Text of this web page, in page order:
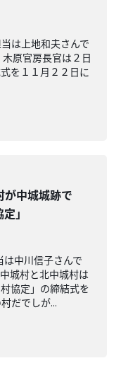
は上地和夫さんで
原官房長官は２日
を１１月２２日に
が中城城跡で
」
中川信子さんで
城村と北中城村は
協定」の締結式を
だでしが...